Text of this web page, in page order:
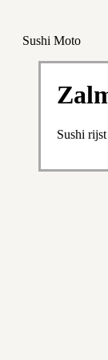
Sushi Moto
Sushi